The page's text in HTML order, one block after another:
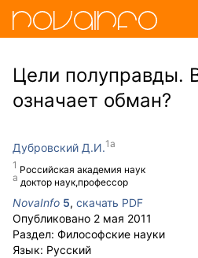
Цели полуправды.
означает обман?
Дубровский Д.И.
Российская академия наук
доктор наук,профессор
NovaInfo 5, скачать PDF
Опубликовано 2 мая 2011
Раздел: Философские науки
Язык: Русский